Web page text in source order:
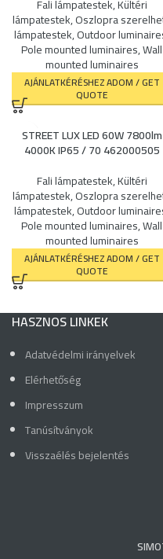
Fali lámpatestek,Kültéri
lámpatestek,Oszlopra
lámpatestek,Outdoor
Pole mounted luminaires,Wall
mounted luminaires
AJÁNLATKÉRÉSHEZ ADOM / GET
QUOTE
STREET LUX LED 60W 7800lm
4000K IP65 / 70 462000505
Fali lámpatestek,Kültéri
lámpatestek,Oszlopra
lámpatestek,Outdoor
Pole mounted luminaires,Wall
mounted luminaires
AJÁNLATKÉRÉSHEZ ADOM / GET
QUOTE
HASZNOS LINKEK
Adatvédelmi irányelvek
Elérhetőség
Impresszum
Tanúsítványok
Visszaélés bejelentés